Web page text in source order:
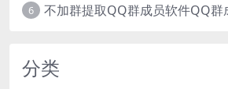
6
分类